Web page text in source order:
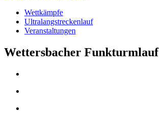
Wettkämpfe
Ultralangstreckenlauf
Veranstaltungen
Wettersbacher Funkturmlauf